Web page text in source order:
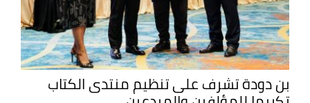
بن دودة تشرف على تنظيم منتدى الكتاب